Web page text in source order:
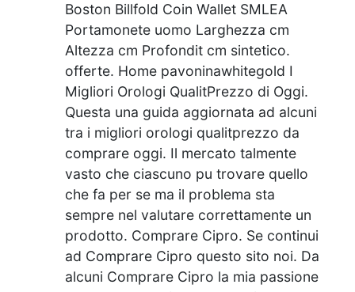
Boston Billfold Coin Wallet SMLEA
Portamonete uomo Larghezza cm
Altezza cm Profondit cm sintetico.
offerte. Home pavoninawhitegold I
Migliori Orologi QualitPrezzo di Oggi.
Questa una guida aggiornata ad alcuni
tra i migliori orologi qualitprezzo da
comprare oggi. Il mercato talmente
vasto che ciascuno pu trovare quello
che fa per se ma il problema sta
sempre nel valutare correttamente un
prodotto. Comprare Cipro. Se continui
ad Comprare Cipro questo sito noi. Da
alcuni Comprare Cipro la mia passione